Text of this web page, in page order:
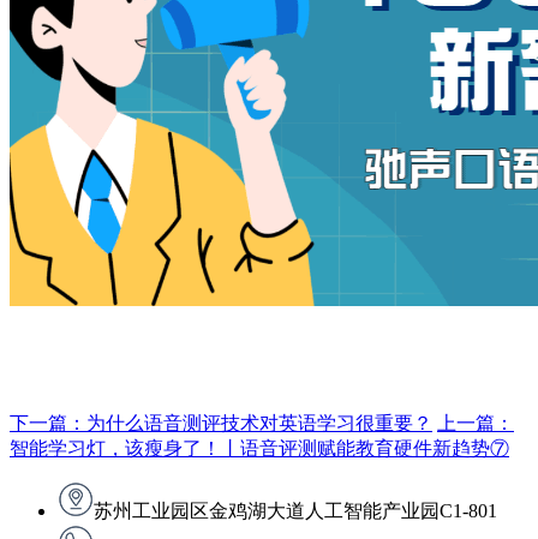
下一篇：为什么语音测评技术对英语学习很重要？
上一篇：
智能学习灯，该瘦身了！丨语音评测赋能教育硬件新趋势⑦
苏州工业园区金鸡湖大道人工智能产业园C1-801